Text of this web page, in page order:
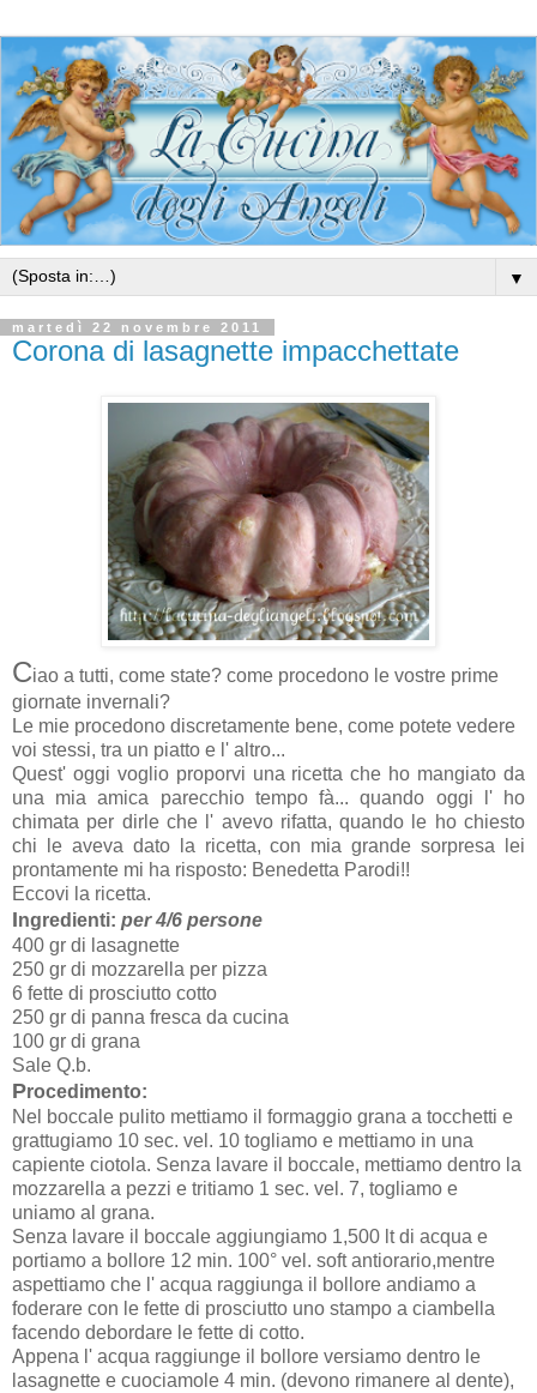
▼
martedì 22 novembre 2011
Corona di lasagnette impacchettate
Ciao a tutti, come state? come procedono le vostre prime
giornate invernali?
Le mie procedono discretamente bene, come potete vedere
voi stessi, tra un piatto e l' altro...
Quest' oggi voglio proporvi una ricetta che ho mangiato da
una mia amica parecchio tempo fà... quando oggi l' ho
chimata per dirle che l' avevo rifatta, quando le ho chiesto
chi le aveva dato la ricetta, con mia grande sorpresa lei
prontamente mi ha risposto: Benedetta Parodi!!
Eccovi la ricetta.
Ingredienti: per 4/6 persone
400 gr di lasagnette
250 gr di mozzarella per pizza
6 fette di prosciutto cotto
250 gr di panna fresca da cucina
100 gr di grana
Sale Q.b.
Procedimento:
Nel boccale pulito mettiamo il formaggio grana a tocchetti e
grattugiamo 10 sec. vel. 10 togliamo e mettiamo in una
capiente ciotola. Senza lavare il boccale, mettiamo dentro la
mozzarella a pezzi e tritiamo 1 sec. vel. 7, togliamo e
uniamo al grana.
Senza lavare il boccale aggiungiamo 1,500 lt di acqua e
portiamo a bollore 12 min. 100° vel. soft antiorario,mentre
aspettiamo che l' acqua raggiunga il bollore andiamo a
foderare con le fette di prosciutto uno stampo a ciambella
facendo debordare le fette di cotto.
Appena l' acqua raggiunge il bollore versiamo dentro le
lasagnette e cuociamole 4 min. (devono rimanere al dente),